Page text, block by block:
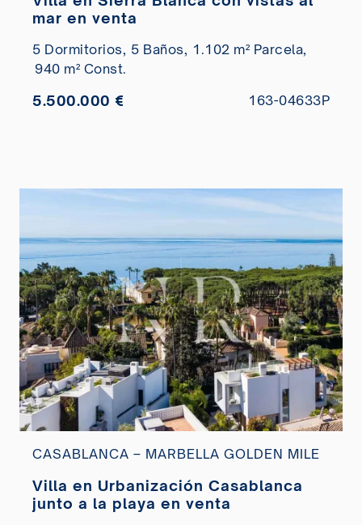
mar en venta
5 Dormitorios, 5 Baños, 1.102 m² Parcela,
940 m² Const.
5.500.000 € 163-04633P
CASABLANCA – MARBELLA GOLDEN MILE
Villa en Urbanización Casablanca
junto a la playa en venta